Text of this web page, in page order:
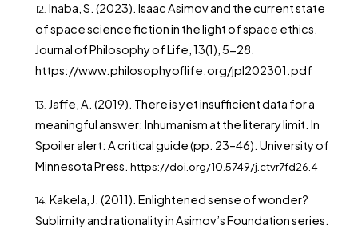
Inaba, S. (2023). Isaac Asimov and the current state
of space science fiction in the light of space ethics.
Journal of Philosophy of Life, 13(1), 5-28.
https://www.philosophyoflife.org/jpl202301.pdf
Jaffe, A. (2019). There is yet insufficient data for a
meaningful answer: Inhumanism at the literary limit. In
Spoiler alert: A critical guide (pp. 23–46). University of
Minnesota Press. https://doi.org/10.5749/j.ctvr7fd26.4
Kakela, J. (2011). Enlightened sense of wonder?
Sublimity and rationality in Asimov’s Foundation series.